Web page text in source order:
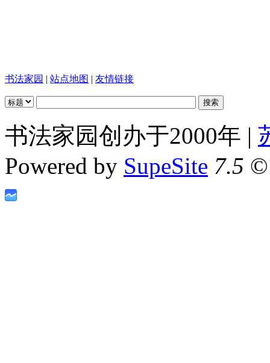
书法家园 | 站点地图 | 友情链接
书法家园创办于2000年 |
Powered by SupeSite 7.5 ©